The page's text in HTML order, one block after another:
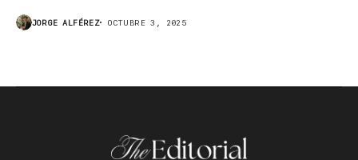
JORGE ALFÉREZ OCTUBRE 3, 2025